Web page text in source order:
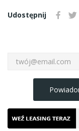
Udostępnij